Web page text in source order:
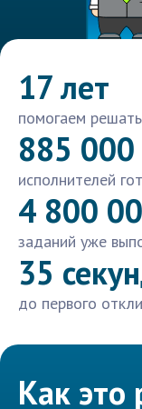
17 лет
помогаем
885 000
исполнителей
4 800
заданий уже
35
до первого
Как это